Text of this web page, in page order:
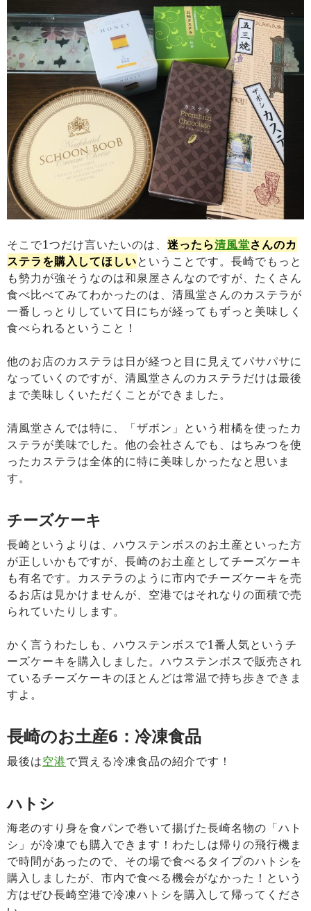
そこで1つだけ言いたいのは、 迷ったら清風堂さんのカ
ステラを購入してほしいということです。長崎でもっと
も勢力が強そうなのは和泉屋さんなのですが、たくさん
食べ比べてみてわかったのは、清風堂さんのカステラが
一番しっとりしていて日にちが経ってもずっと美味しく
食べられるということ！
他のお店のカステラは日が経つと目に見えてパサパサに
なっていくのですが、清風堂さんのカステラだけは最後
まで美味しくいただくことができました。
清風堂さんでは特に、「ザボン」という柑橘を使ったカ
ステラが美味でした。他の会社さんでも、はちみつを使
ったカステラは全体的に特に美味しかったなと思いま
す。
チーズケーキ
長崎というよりは、ハウステンボスのお土産といった方
が正しいかもですが、長崎のお土産としてチーズケーキ
も有名です。カステラのように市内でチーズケーキを売
るお店は見かけませんが、空港ではそれなりの面積で売
られていたりします。
かく言うわたしも、ハウステンボスで1番人気というチ
ーズケーキを購入しました。ハウステンボスで販売され
ているチーズケーキのほとんどは常温で持ち歩きできま
すよ。
長崎のお土産6：冷凍食品
最後は空港で買える冷凍食品の紹介です！
ハトシ
海老のすり身を食パンで巻いて揚げた長崎名物の「ハト
シ」が冷凍でも購入できます！わたしは帰りの飛行機ま
で時間があったので、その場で食べるタイプのハトシを
購入しましたが、市内で食べる機会がなかった！という
方はぜひ長崎空港で冷凍ハトシを購入して帰ってくださ